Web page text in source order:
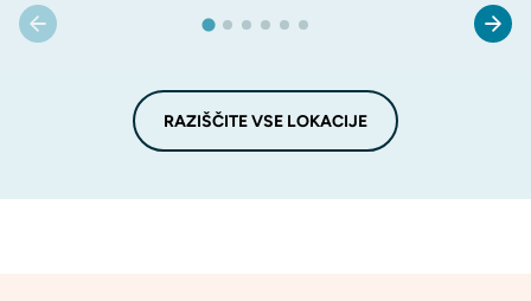
RAZIŠČITE VSE LOKACIJE